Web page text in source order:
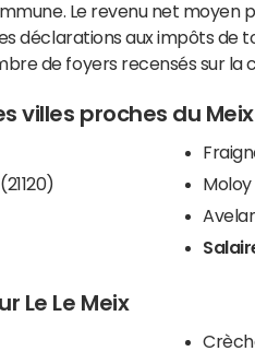
Le revenu net moyen
déclarations aux impôts de
de foyers recensés sur la
villes proches du Meix
Moloy
Le Le Meix